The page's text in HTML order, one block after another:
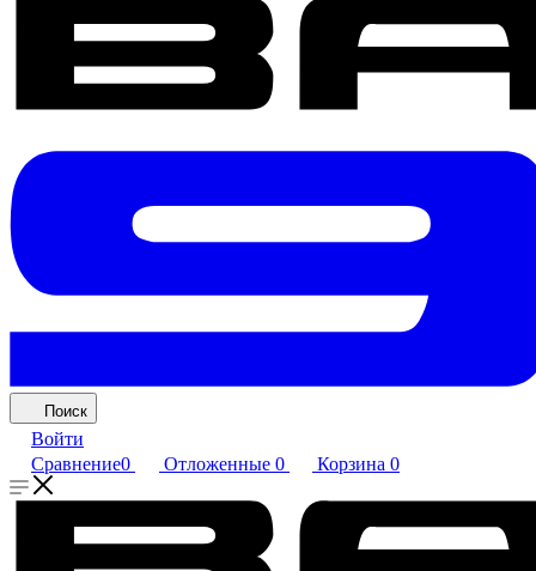
Поиск
Войти
Сравнение0 Отложенные 0 Корзина 0